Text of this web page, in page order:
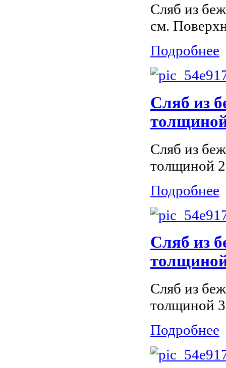
Сляб из
см.
Подробнее
Сляб из
Сляб из
толщиной
Подробнее
Сляб из
Сляб из
толщиной
Подробнее